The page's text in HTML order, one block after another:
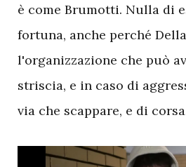
è come Brumotti. Nulla di
fortuna, anche perché
l'organizzazione che può
striscia, e in caso di
via che scappare, e di